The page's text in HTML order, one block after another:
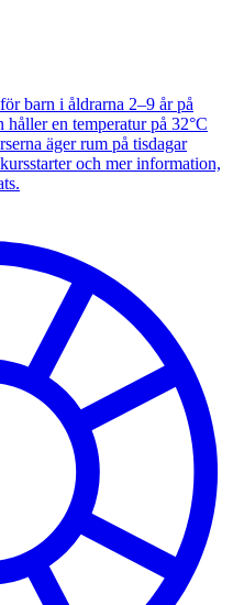
barn i åldrarna 2–9 år på
en temperatur på 32°C
äger rum på tisdagar
och mer information,